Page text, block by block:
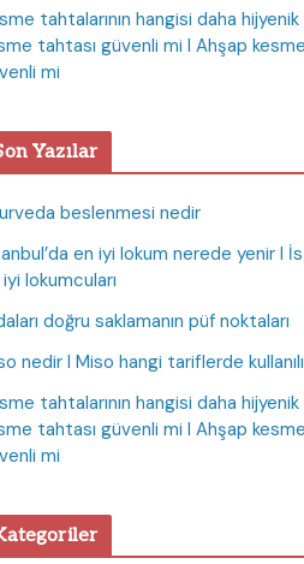
tahtalarının hangisi daha
tahtası güvenli mi I Ahşap
mi
Yazılar
beslenmesi nedir
en iyi lokum nerede yenir I
lokumcuları
doğru saklamanın püf noktaları
nedir I Miso hangi tariflerde
tahtalarının hangisi daha
tahtası güvenli mi I Ahşap
mi